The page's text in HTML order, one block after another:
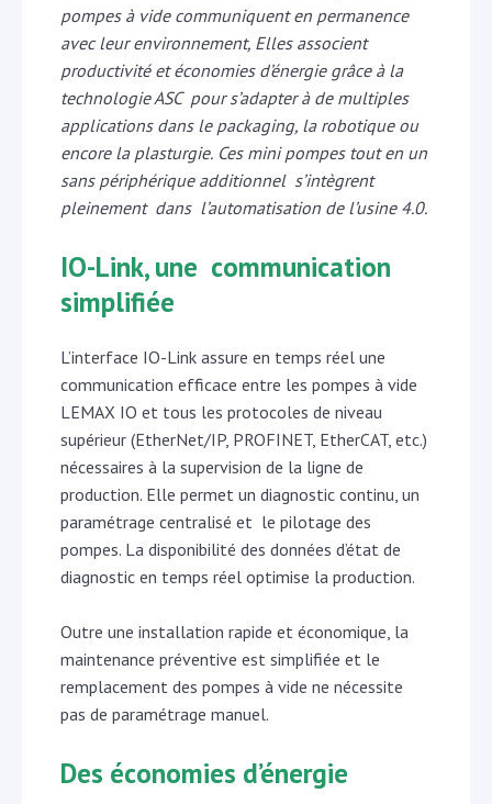
pompes à vide communiquent en permanence
avec leur environnement, Elles associent
productivité et économies d’énergie grâce à la
technologie ASC pour s’adapter à de multiples
applications dans le packaging, la robotique ou
encore la plasturgie. Ces mini pompes tout en un
sans périphérique additionnel s’intègrent
pleinement dans l’automatisation de l’usine 4.0.
IO-Link, une communication
simplifiée
L’interface IO-Link assure en temps réel une
communication efficace entre les pompes à vide
LEMAX IO et tous les protocoles de niveau
supérieur (EtherNet/IP, PROFINET, EtherCAT, etc.)
nécessaires à la supervision de la ligne de
production. Elle permet un diagnostic continu, un
paramétrage centralisé et le pilotage des
pompes. La disponibilité des données d’état de
diagnostic en temps réel optimise la production.
Outre une installation rapide et économique, la
maintenance préventive est simplifiée et le
remplacement des pompes à vide ne nécessite
pas de paramétrage manuel.
Des économies d’énergie